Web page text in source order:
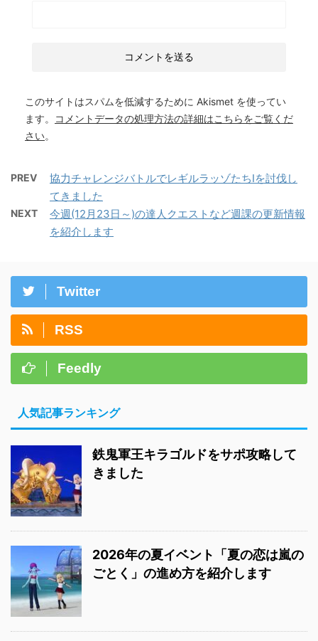
このサイトはスパムを低減するために Akismet を使ってい
ます。
コメントデータの処理方法の詳細はこちらをご覧くだ
さい。
PREV
協力チャレンジバトルでレギルラッゾたちIを討伐し
てきました
NEXT
今週(12月23日～)の達人クエストなど週課の更新情報
を紹介します
Twitter
RSS
Feedly
人気記事ランキング
鉄鬼軍王キラゴルドをサポ攻略して
きました
2026年の夏イベント「夏の恋は嵐の
ごとく」の進め方を紹介します